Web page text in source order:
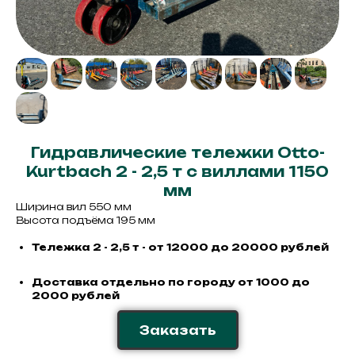
Гидравлические тележки Otto-
Kurtbach 2 - 2,5 т с виллами 1150
мм
Ширина вил 550 мм
Высота подъёма 195 мм
Тележка 2 - 2,5 т - от 12000 до 20000 рублей
Доставка отдельно по городу от 1000 до
2000 рублей
Заказать